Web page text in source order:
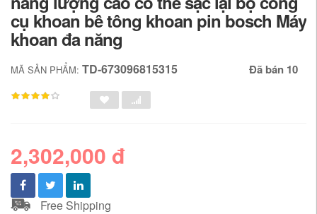
cụ khoan bê tông khoan pin bosch Máy
khoan đa năng
MÃ SẢN PHẨM: TD-673096815315 Đã bán 10
2,302,000 đ
Free Shipping